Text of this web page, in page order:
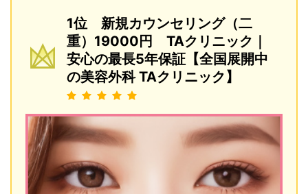
1位 新規カウンセリング（二
重）19000円 TAクリニック｜
安心の最長5年保証【全国展開中
の美容外科 TAクリニック】